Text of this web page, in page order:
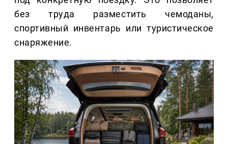
без труда разместить чемоданы,
спортивный инвентарь или туристическое
снаряжение.